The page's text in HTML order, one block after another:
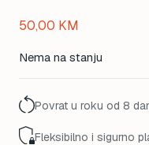
50,00 KM
Nema na stanju
Povrat u roku od 8
Fleksibilno i sigurno